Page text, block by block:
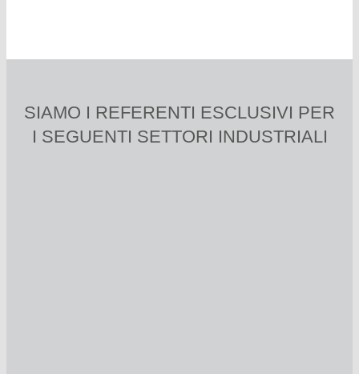
SIAMO I REFERENTI ESCLUSIVI PER
I SEGUENTI SETTORI INDUSTRIALI